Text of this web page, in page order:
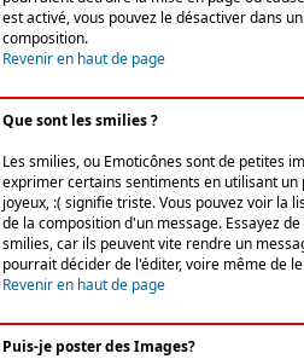
est activé, vous pouvez le désactiver dans
composition.
Revenir en haut de page
Que sont les smilies ?
Les smilies, ou Emoticônes sont de petites
exprimer certains sentiments en utilisant un
joyeux, :( signifie triste. Vous pouvez voir la
de la composition d'un message. Essayez
smilies, car ils peuvent vite rendre un
pourrait décider de l'éditer, voire même de
Revenir en haut de page
Puis-je poster des Images?